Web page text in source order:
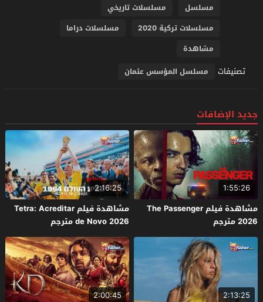
مسلسل
مسلسلات تاريخي
مسلسلات تركية 2020
مسلسلات دراما
مشاهدة
تصنيفات مسلسل المؤسس عثمان
جديد الإضافات
1:55:26
مشاهدة فيلم The Passenger
2026 مترجم
2:16:25
مشاهدة فيلم Tetra: Acreditar
de Novo 2026 مترجم
2:13:25
2:00:45